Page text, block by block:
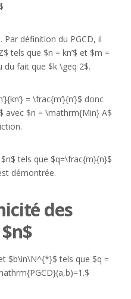
définition du PGCD, il
tels que $n = kn’$ et $m =
du fait que $k \geq 2$.
= \frac{m’}{n’}$ donc
avec $n = \mathrm{Min} A$
tels que $q=\frac{m}{n}$
démontrée.
des
$b\in\N^{*}$ tels que $q =